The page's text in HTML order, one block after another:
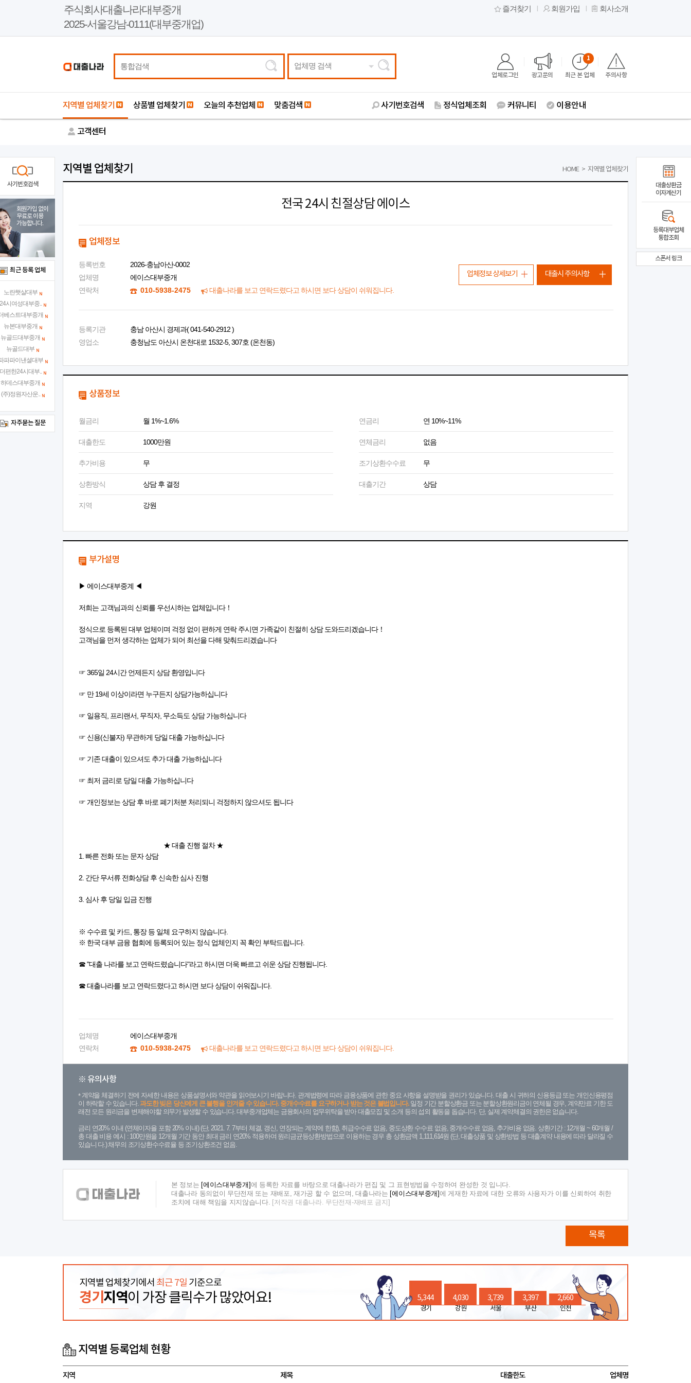
주식회사대출나라대부중개
2025-서울강남-0111(대부중개업)
즐겨찾기 회원가입 회사소개
업체명 검색
업체로그인 광고문의 최근 본 업체
1
주의사항
지역별 업체찾기 상품별 업체찾기 오늘의 추천업체 맞춤검색 사기번호검색 정식업체조회 커뮤니티 이용안내
고객센터
지역별 업체찾기 HOME > 지역별 업체찾기
전국 24시 친절상담 에이스
업체정보
등록번호
2026-충남아산-0002
업체명
에이스대부중개
연락처
010-5938-2475 대출나라를 보고 연락드렸다고 하시면 보다 상담이 쉬워집니다.
등록기관
충남 아산시 경제과( 041-540-2912 )
영업소
충청남도 아산시 온천대로 1532-5, 307호 (온천동)
업체정보 상세보기 대출시 주의사항
상품정보
월금리 월 1%~1.6% 연금리 연 10%~11%
대출한도 1000만원 연체금리 없음
추가비용 무 조기상환수수료 무
상환방식 상담 후 결정 대출기간 상담
지역 강원
부가설명
▶ 에이스대부중계 ◀
저희는 고객님과의 신뢰를 우선시하는 업체입니다！
정식으로 등록된 대부 업체이며 걱정 없이 편하게 연락 주시면 가족같이 친절히 상담 도와드리겠습니다！
고객님을 먼저 생각하는 업체가 되어 최선을 다해 맞춰드리겠습니다
☞ 365일 24시간 언제든지 상담 환영입니다
☞ 만 19세 이상이라면 누구든지 상담가능하십니다
☞ 일용직, 프리랜서, 무직자, 무소득도 상담 가능하십니다
☞ 신용(신불자) 무관하게 당일 대출 가능하십니다
☞ 기존 대출이 있으셔도 추가 대출 가능하십니다
☞ 최저 금리로 당일 대출 가능하십니다
☞ 개인정보는 상담 후 바로 폐기처분 처리되니 걱정하지 않으셔도 됩니다
★ 대출 진행 절차 ★
1. 빠른 전화 또는 문자 상담
2. 간단 무서류 전화상담 후 신속한 심사 진행
3. 심사 후 당일 입금 진행
※ 수수료 및 카드, 통장 등 일체 요구하지 않습니다.
※ 한국 대부 금융 협회에 등록되어 있는 정식 업체인지 꼭 확인 부탁드립니다.
☎ "대출 나라를 보고 연락드렸습니다"라고 하시면 더욱 빠르고 쉬운 상담 진행됩니다.
☎ 대출나라를 보고 연락드렸다고 하시면 보다 상담이 쉬워집니다.
업체명
에이스대부중개
연락처
010-5938-2475 대출나라를 보고 연락드렸다고 하시면 보다 상담이 쉬워집니다.
※ 유의사항
계약을 체결하기 전에 자세한 내용은 상품설명서와 약관을 읽어보시기 바랍니다. 관계법령에 따라 금융상품에 관한 중요 사항을 설명받을 권리가 있습니다. 대출 시 귀하의 신용등급 또는 개인신용평점
이 하락할 수 있습니다.과도한 빚은 당신에게 큰 불행을 안겨줄 수 있습니다. 중개수수료를 요구하거나 받는 것은 불법입니다.일정 기간 분할상환금 또는 분할상환원리금이 연체될 경우, 계약만료 기한 도
래전 모든 원리금을 변제해야할 의무가 발생할 수 있습니다. 대부중개업체는 금융회사의 업무위탁을 받아 대출모집 및 소개 등의 섭외 활동을 돕습니다. 단, 실제 계약체결의 권한은 없습니다.
금리 연20% 이내 (연체이자율 포함 20% 이내) (단, 2021. 7. 7부터 체결, 갱신, 연장되는 계약에 한함), 취급수수료 없음, 중도상환 수수료 없음, 중개수수료 없음, 추가비용 없음. 상환기간 : 12개월 ~ 60개월 /
총 대출 비용 예시 : 100만원을 12개월 기간 동안 최대 금리 연20% 적용하여 원리금균등상환방법으로 이용하는 경우 총 상환금액 1,111,614원 (단, 대출상품 및 상환방법 등 대출계약 내용에 따라 달라질 수
있습니 다.) 채무의 조기상환수수료율 등 조기상환조건 없음.
본 정보는 [에이스대부중개] 에 등록한 자료를 바탕으로 대출나라가 편집 및 그 표현방법을 수정하여 완성한 것 입니다.
대출나라 동의없이 무단전재 또는 재배포, 재가공 할 수 없으며, 대출나라는 [에이스대부중개] 에 게재한 자료에 대한 오류와 사용자가 이를 신뢰하여 취한
조치에 대해 책임을 지지않습니다.
[저작권 대출나라. 무단전재-재배포 금지]
목록
지역별 업체찾기에서 최근 7일 기준으로
경기 지역이 가장 클릭수가 많았어요! 5,344
경기
4,030
강원
3,739
서울
3,397
부산
2,660
인천
지역별 등록업체 현황
지역 제목 대출한도 업체명
사기번호검색
회원가입 없이
무료로 이용
가능합니다.
최근 등록 업체
노란햇살대부
시여성대부중..
베스트대부중개
뉴본대부중개
뉴골드대부중개
뉴골드대부
파파이낸셜대부
편한24시대부..
하데스대부중개
(주)정원자산운..
자주묻는 질문
대출상환금
이자계산기
등록대부업체
통합조회
스폰서 링크